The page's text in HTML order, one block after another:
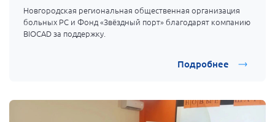
Новгородская региональная общественная организация
больных РС и Фонд «Звёздный порт» благодарят компанию
BIOCAD за поддержку.
Подробнее